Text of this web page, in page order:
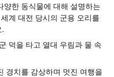
양한 동식물에 대해 설명하는
계 대전 당시의 군용 오리를
덕을 타고 열대 우림과 물 속
경치를 감상하며 멋진 여행을